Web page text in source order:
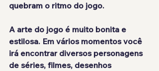
quebram o ritmo do jogo.
A arte do jogo é muito bonita e
estilosa. Em vários momentos você
irá encontrar diversos personagens
de séries, filmes, desenhos